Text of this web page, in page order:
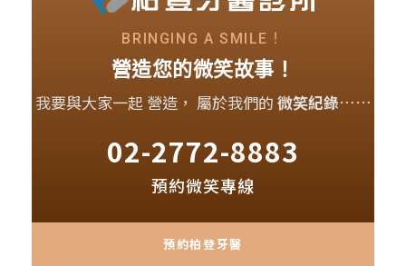
BRINGING A SMILE！
營造您的微笑故事！
我要與大家一起 營造， 屬於我們的 微笑紀錄……
02-2772-8883
預約微笑專線
預約柏登牙醫